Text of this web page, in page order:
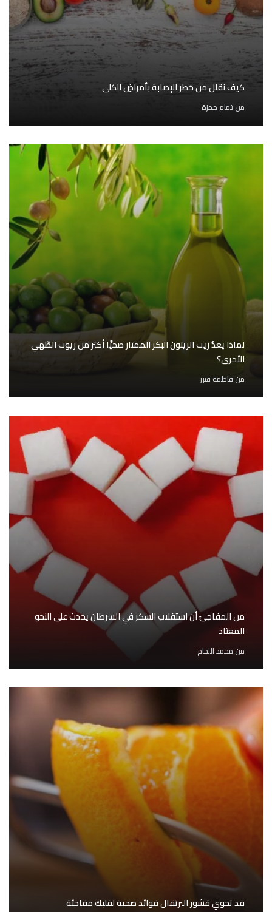
كيف نقلل من خطر الإصابة بأمراضِ الكلى
منتمام حمزة
لماذا يعدُّ زيت الزيتون البكر الممتاز صحيًّا أكثر من زيوت الطّهي
الأخرى؟
من فاطمة قنبر
من المفاجئ أن استقلاب السكر في السرطان يحدث على النحو
المعتاد
من محمد اللحام
قد تحوي قشور البرتقال فوائد صحية لقلبك مفاجئة